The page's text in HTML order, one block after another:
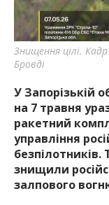
Знищення цілі.
Бровді
У Запорізькій
на 7 травня
ракетний
управління
знищили
залпового